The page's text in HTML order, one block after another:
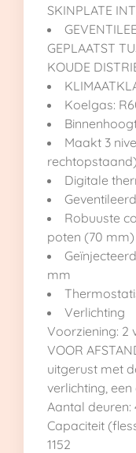
SKINPLATE
GEPLAATST
KOUDE
Koelgas:
Maakt 3
rechtopstaand)
Digitale
Robuuste
poten (70 mm)
mm
Verlichting
Voorziening: 2
VOOR
uitgerust met
verlichting,
Aantal deuren:
Capaciteit
1152